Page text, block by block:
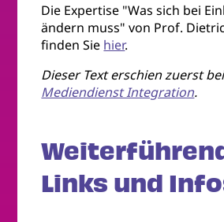
Die Expertise "Was sich bei
ändern muss" von Prof.
finden Sie hier.
Dieser Text erschien zuerst
Mediendienst Integration.
Links und